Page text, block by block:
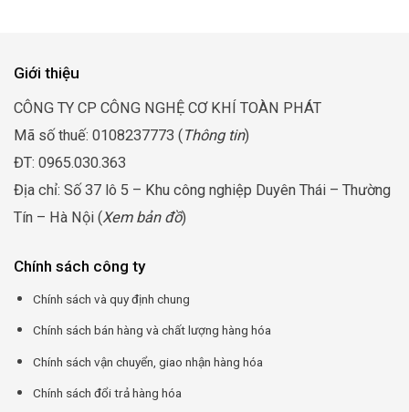
Giới thiệu
CÔNG TY CP CÔNG NGHỆ CƠ KHÍ TOÀN PHÁT
Mã số thuế: 0108237773 (Thông tin)
ĐT: 0965.030.363
Địa chỉ: Số 37 lô 5 – Khu công nghiệp Duyên Thái – Thường
Tín – Hà Nội (Xem bản đồ)
Chính sách công ty
Chính sách và quy định chung
Chính sách bán hàng và chất lượng hàng hóa
Chính sách vận chuyển, giao nhận hàng hóa
Chính sách đổi trả hàng hóa